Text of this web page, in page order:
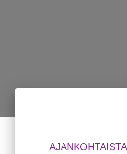
AJANKOHTAISTA